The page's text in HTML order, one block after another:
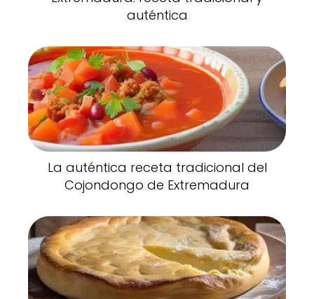
auténtica
La auténtica receta tradicional del
Cojondongo de Extremadura